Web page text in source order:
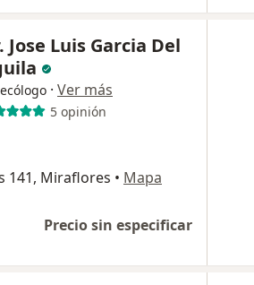
Jose Luis Garcia Del
· Ver más
5 opinión
141, Miraflores • Mapa
Precio sin especificar